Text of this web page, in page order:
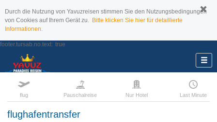
Durch die Nutzung von Yavuzreisen stimmen Sie den Nutzungsbedingungen
von Cookies auf Ihrem Gerät zu. Bitte klicken Sie hier für detaillierte
Informationen.
footer.tursab.no.text: true
flug Pauschalreise Nur Hotel Last Minute
flughafentransfer